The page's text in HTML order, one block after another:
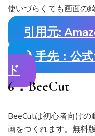
使いづらくても画面の
引用元:
入手先：公
ド
6．BeeCut
BeeCutは初心者向け
画をつくれます。無料